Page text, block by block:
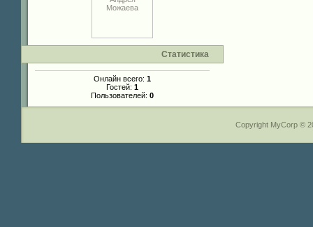
Статистика
Онлайн всего: 1
Гостей: 1
Пользователей: 0
Copyright MyCorp ©